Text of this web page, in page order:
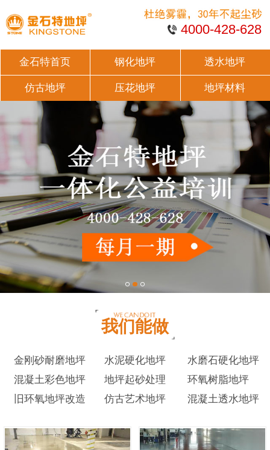
4000-428-628
金石特首页 钢化地坪 透水地坪
仿古地坪 压花地坪 地坪材料
我们能做
金刚砂耐磨地坪 水泥硬化地坪
水磨石硬化地坪
混凝土彩色地坪
地坪起砂处理
环氧树脂地坪
旧环氧地坪改造
仿古艺术地坪 混凝土透水地坪